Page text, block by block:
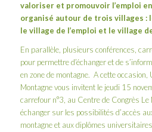
valoriser et promouvoir l’emploi
organisé autour de trois villages :
le village de l’emploi et le village
En parallèle, plusieurs conférences,
pour permettre d’échanger et de
en zone de montagne. A cette occasion,
Montagne vous invitent le jeudi 15
carrefour n°3, au Centre de Congrès
échanger sur les possibilités d’accès
montagne et aux diplômes